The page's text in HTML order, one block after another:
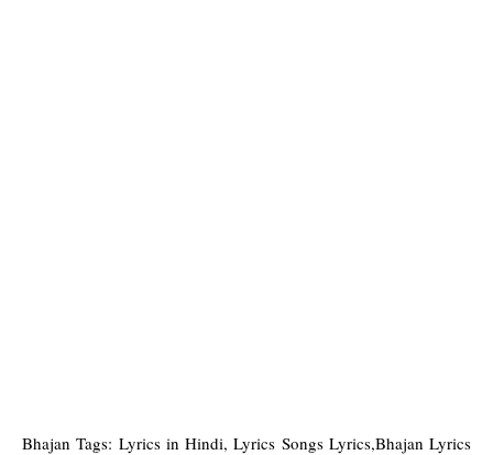
Bhajan Tags: Lyrics in Hindi, Lyrics Songs Lyrics,Bhajan Lyrics